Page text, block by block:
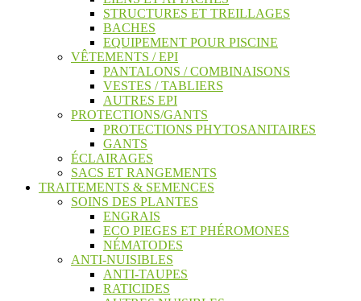
STRUCTURES ET TREILLAGES
BACHES
EQUIPEMENT POUR PISCINE
VÊTEMENTS / EPI
PANTALONS / COMBINAISONS
VESTES / TABLIERS
AUTRES EPI
PROTECTIONS/GANTS
PROTECTIONS PHYTOSANITAIRES
GANTS
ÉCLAIRAGES
SACS ET RANGEMENTS
TRAITEMENTS & SEMENCES
SOINS DES PLANTES
ENGRAIS
ECO PIEGES ET PHÉROMONES
NÉMATODES
ANTI-NUISIBLES
ANTI-TAUPES
RATICIDES